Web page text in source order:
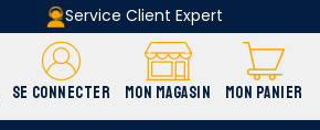
Service Client Expert
SE CONNECTER MON MAGASIN MON PANIER